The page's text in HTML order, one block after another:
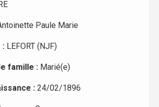
Paule Marie
: LEFORT (NJF)
famille : Marié(e)
: 24/02/1896